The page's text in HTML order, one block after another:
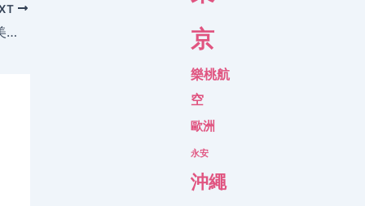
港航Flash Sale呀！沖繩$700/曼谷$1000/美國$2000/奧克蘭$2300/澳洲$2895，今晚12點開賣 – 香港航空
京
樂桃航
空
歐洲
永安
沖繩